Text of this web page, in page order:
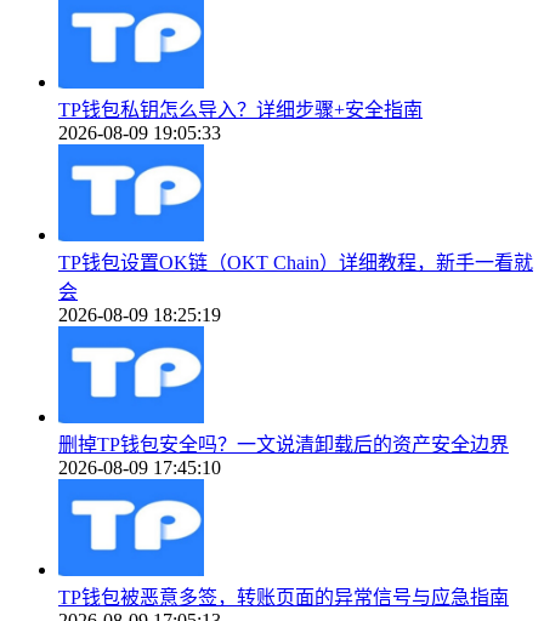
TP钱包私钥怎么导入？详细步骤+安全指南
2026-08-09 19:05:33
TP钱包设置OK链（OKT Chain）详细教程，新手一看就
会
2026-08-09 18:25:19
删掉TP钱包安全吗？一文说清卸载后的资产安全边界
2026-08-09 17:45:10
TP钱包被恶意多签，转账页面的异常信号与应急指南